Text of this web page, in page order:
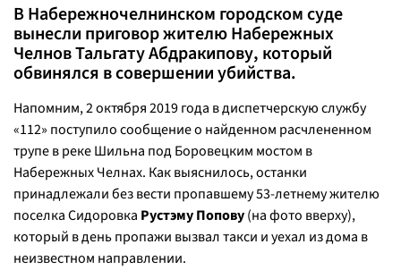
В Набережночелнинском городском суде
вынесли приговор жителю Набережных
Челнов Тальгату Абдракипову, который
обвинялся в совершении убийства.
Напомним, 2 октября 2019 года в диспетчерскую службу
«112» поступило сообщение о найденном расчлененном
трупе в реке Шильна под Боровецким мостом в
Набережных Челнах. Как выяснилось, останки
принадлежали без вести пропавшему 53-летнему жителю
поселка Сидоровка Рустэму Попову(на фото вверху),
который в день пропажи вызвал такси и уехал из дома в
неизвестном направлении.